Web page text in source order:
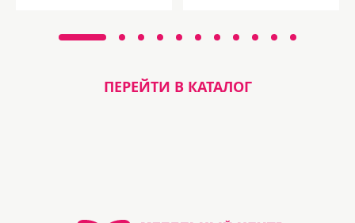
ПЕРЕЙТИ В КАТАЛОГ